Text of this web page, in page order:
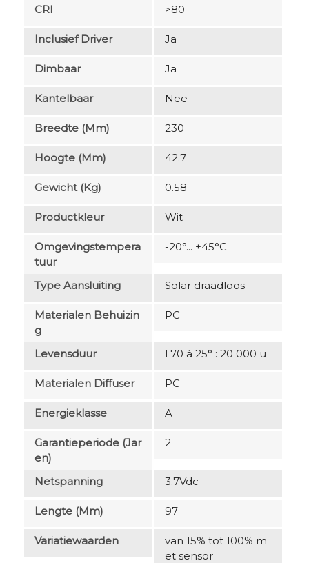
CRI >80
Inclusief Driver Ja
Dimbaar Ja
Kantelbaar Nee
Breedte (mm) 230
Hoogte (mm) 42.7
Gewicht (kg) 0.58
Productkleur Wit
Omgevingstempera
Tuur
-20°... +45°C
Type Aansluiting Solar draadloos
Materialen Behuizin
G
PC
Levensduur L70 à 25° : 20 000 u
Materialen Diffuser PC
Energieklasse A
Garantieperiode (jar
En)
2
Netspanning 3.7Vdc
Lengte (mm) 97
Variatiewaarden
van 15% tot 100% m
et sensor